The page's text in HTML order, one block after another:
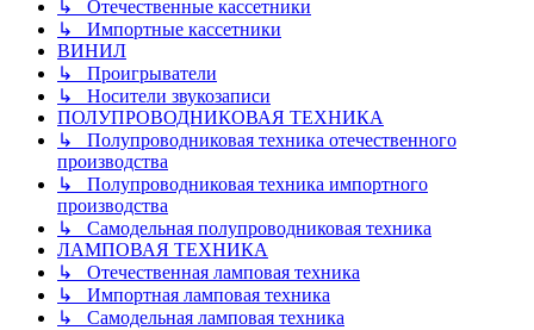
↳ Отечественные кассетники
↳ Импортные кассетники
ВИНИЛ
↳ Проигрыватели
↳ Носители звукозаписи
ПОЛУПРОВОДНИКОВАЯ ТЕХНИКА
↳ Полупроводниковая техника отечественного
производства
↳ Полупроводниковая техника импортного
производства
↳ Самодельная полупроводниковая техника
ЛАМПОВАЯ ТЕХНИКА
↳ Отечественная ламповая техника
↳ Импортная ламповая техника
↳ Самодельная ламповая техника